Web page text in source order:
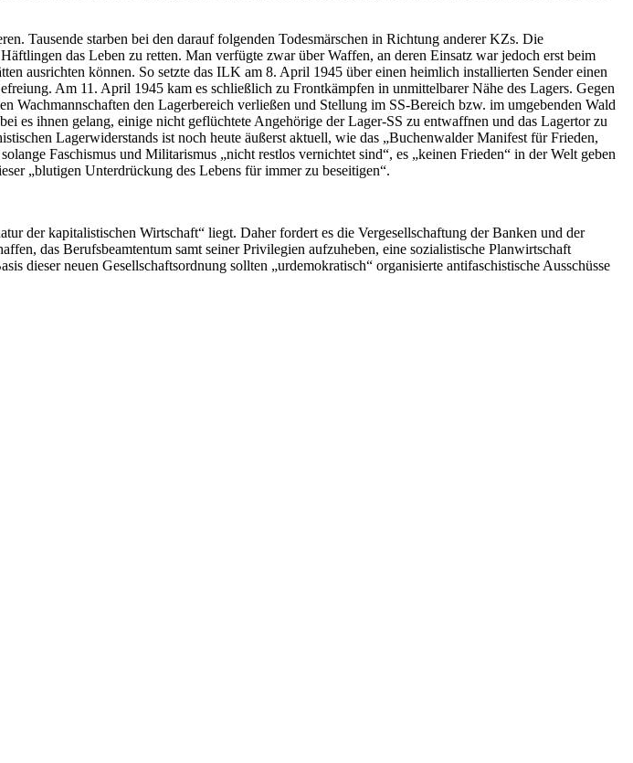
Tausende starben bei den darauf folgenden Todesmärschen in Richtung anderer KZs. Die
das Leben zu retten. Man verfügte zwar über Waffen, an deren Einsatz war jedoch erst beim
ausrichten können. So setzte das ILK am 8. April 1945 über einen heimlich installierten Sender einen
Am 11. April 1945 kam es schließlich zu Frontkämpfen in unmittelbarer Nähe des Lagers. Gegen
Wachmannschaften den Lagerbereich verließen und Stellung im SS-Bereich bzw. im umgebenden Wald
es ihnen gelang, einige nicht geflüchtete Angehörige der Lager-SS zu entwaffnen und das Lagertor zu
Lagerwiderstands ist noch heute äußerst aktuell, wie das „Buchenwalder Manifest für Frieden,
Faschismus und Militarismus „nicht restlos vernichtet sind“, es „keinen Frieden“ in der Welt geben
„blutigen Unterdrückung des Lebens für immer zu beseitigen“.
der kapitalistischen Wirtschaft“ liegt. Daher fordert es die Vergesellschaftung der Banken und der
das Berufsbeamtentum samt seiner Privilegien aufzuheben, eine sozialistische Planwirtschaft
dieser neuen Gesellschaftsordnung sollten „urdemokratisch“ organisierte antifaschistische Ausschüsse